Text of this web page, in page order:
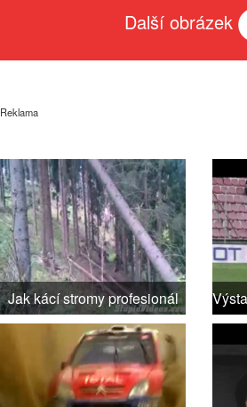
Další obrázek
Reklama
Jak kácí stromy profesionál